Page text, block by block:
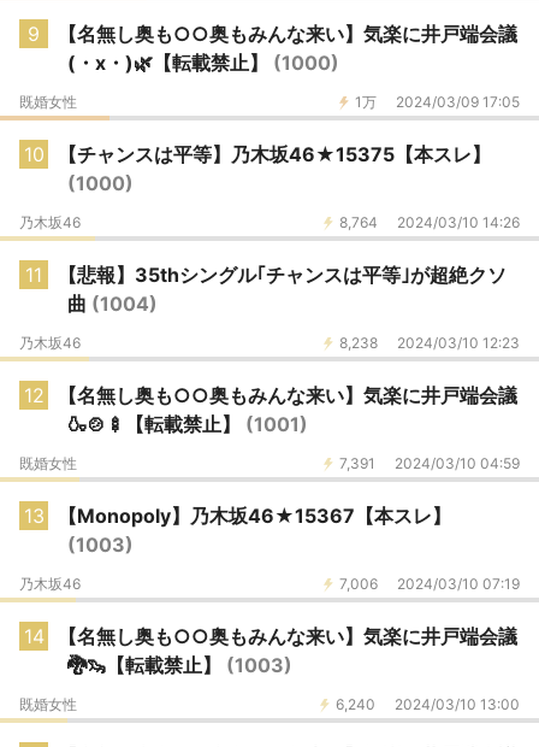
9
【名無し奥も○○奥もみんな来い】気楽に井戸端会議
(・x・)🌿【転載禁止】 (1000)
1万 2024/03/09 17:05
既婚女性
10
【チャンスは平等】乃木坂46★15375【本スレ】
(1000)
8,764 2024/03/10 14:26
乃木坂46
11
【悲報】35thシングル｢チャンスは平等｣が超絶クソ
曲 (1004)
8,238 2024/03/10 12:23
乃木坂46
12
【名無し奥も○○奥もみんな来い】気楽に井戸端会議
🍶🍲🍢【転載禁止】 (1001)
7,391 2024/03/10 04:59
既婚女性
13
【Monopoly】乃木坂46★15367【本スレ】
(1003)
7,006 2024/03/10 07:19
乃木坂46
14
【名無し奥も○○奥もみんな来い】気楽に井戸端会議
🐉🦦【転載禁止】 (1003)
6,240 2024/03/10 13:00
既婚女性